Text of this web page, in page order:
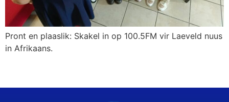
Pront en plaaslik: Skakel in op 100.5FM vir Laeveld nuus
in Afrikaans.